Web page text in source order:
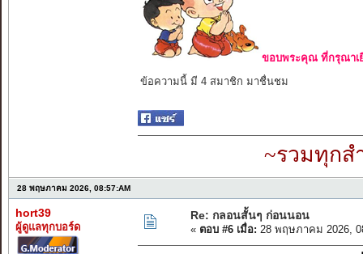
ขอบพระคุณ ที่กรุณาเ
ข้อความนี้ มี 4 สมาชิก มาชื่นชม
~รวมทุกส
28 พฤษภาคม 2026, 08:57:AM
hort39
ผู้ดูแลทุกบอร์ด
Re: กลอนสั้นๆ ก่อนนอน
« ตอบ #6 เมื่อ: 28 พฤษภาคม 2026,